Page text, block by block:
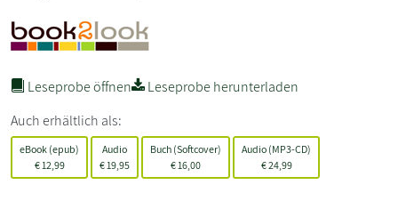
Leseprobe öffnen
Leseprobe herunterladen
Auch erhältlich als:
eBook (epub)
€12,99
Audio
€ 19,95
Buch (Softcover)
€ 16,00
Audio (MP3-CD)
€24,99